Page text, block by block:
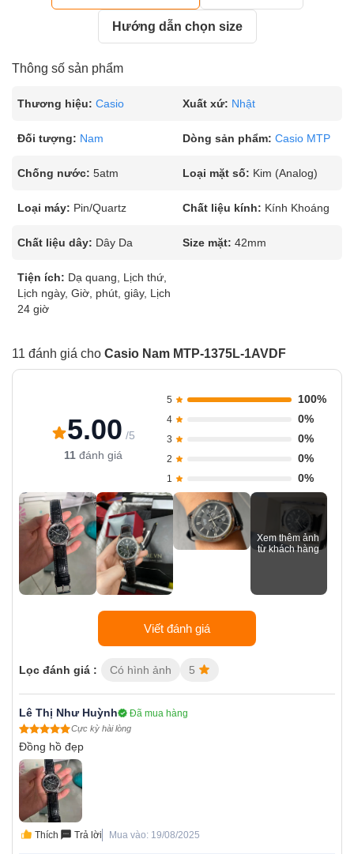
Hướng dẫn chọn size
Thông số sản phẩm
Thương hiệu: Casio Xuất xứ: Nhật
Đối tượng: Nam Dòng sản phẩm: Casio MTP
Chống nước: 5atm Loại mặt số: Kim (Analog)
Loại máy: Pin/Quartz Chất liệu kính: Kính Khoáng
Chất liệu dây: Dây Da Size mặt: 42mm
Tiện ích: Dạ quang, Lịch thứ,
Lịch ngày, Giờ, phút, giây, Lịch
24 giờ
11 đánh giá cho Casio Nam MTP-1375L-1AVDF
5.00 /5
11đánh giá
5 100%
4 0%
3 0%
2 0%
1 0%
Viết đánh giá
Lọc đánh giá : Có hình ảnh 5
Lê Thị Như Huỳnh Đã mua hàng
Cực kỳ hài lòng
Đồng hồ đẹp
Thích Trả lời Mua vào: 19/08/2025